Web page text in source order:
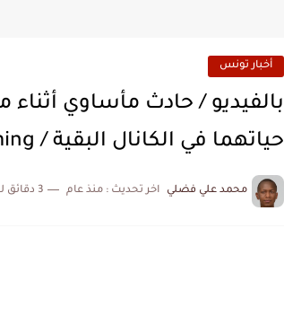
أخبار تونس
بالفيديو / حادث مأساوي أثناء
حياتهما في الكانال البقية / Video Streaming
محمد علي فضلي اخر تحديث : منذ عام 3 دقائق للقراءة